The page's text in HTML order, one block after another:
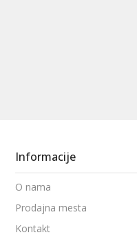
Informacije
O nama
Prodajna mesta
Kontakt